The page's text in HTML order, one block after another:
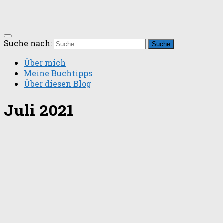
Suche nach:
Über mich
Meine Buchtipps
Über diesen Blog
Juli 2021